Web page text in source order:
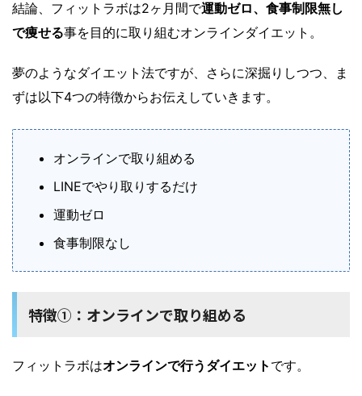
結論、フィットラボは2ヶ月間で運動ゼロ、食事制限無し
で痩せる事を目的に取り組むオンラインダイエット。
夢のようなダイエット法ですが、さらに深掘りしつつ、ま
ずは以下4つの特徴からお伝えしていきます。
オンラインで取り組める
LINEでやり取りするだけ
運動ゼロ
食事制限なし
特徴①：オンラインで取り組める
フィットラボはオンラインで行うダイエット です。